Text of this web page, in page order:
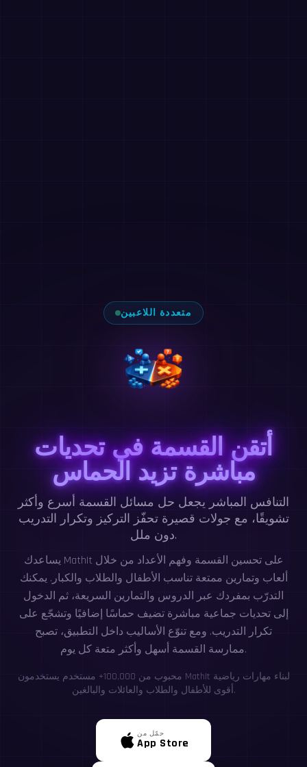
متعددة اللاعبين
أتقن القسمة في تحديات
مباشرة تزيد الحماس
التنافس المباشر يجعل حل مسائل القسمة أسرع وأكثر
تشويقًا، مع جولات قصيرة تحفّز التركيز وتكرار التدريب
دون ملل.
يساعدك MathIt على تحسين القسمة وفهم الأعداد من خلال
ألعاب وتمارين ممتعة تناسب الأطفال والطلاب والكبار. يمكنك
التدرّب بمفردك عبر الدروس والتمارين السريعة، ثم الدخول
إلى تحديات جماعية مباشرة تضيف حماسًا إضافيًا وتشجّع على
تكرار التدريب. ومع تنوّع الأساليب داخل التطبيق، تصبح
ممارسة القسمة أسهل وأكثر متعة كل يوم.
محبوب من 100,000+ مستخدم يستخدمون MathIt لبناء مهارات رياضية
أقوى للأطفال والطلاب والعائلات والبالغين.
حمّل من
App Store